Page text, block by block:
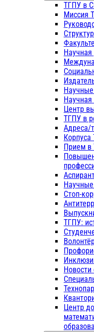
ТГПУ в
Миссия
Научная
Научная
Центр
ТГПУ в
Адреса/
Прием в
Стоп-
ТГПУ:
Новости
Центр